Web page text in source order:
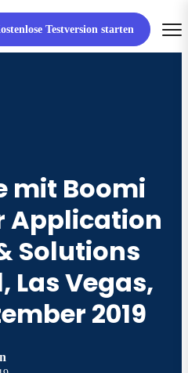
Testversion starten
mit Boomi
Application
Solutions
Las Vegas,
2019